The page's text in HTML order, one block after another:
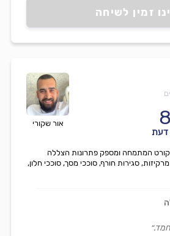
זמין לשיחה
בלתי רגילה, מעל המצופה.
ההפך ובגדול.
אור שקורי
דעת
המתמחה ומספק פתרונות הצללה
סגירות חורף, סוככי מסך, סוככי חלון,